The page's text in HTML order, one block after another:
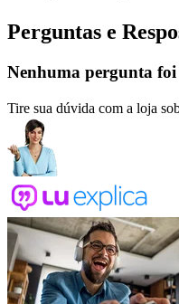
Perguntas e
Nenhuma pergunta
Tire sua dúvida com a loja